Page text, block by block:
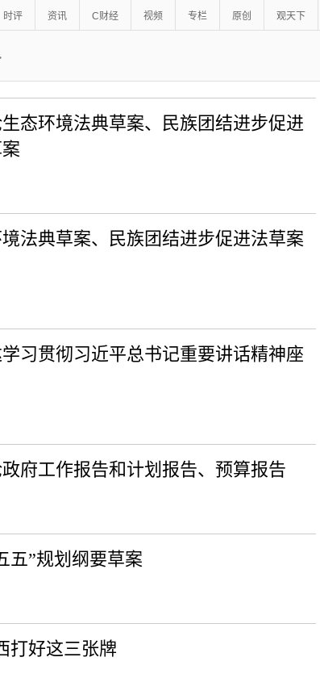
时评 资讯 C财经 视频 专栏 原创 观天下
态环境法典草案、民族团结进步促进
法典草案、民族团结进步促进法草案
习贯彻习近平总书记重要讲话精神座
府工作报告和计划报告、预算报告
五”规划纲要草案
打好这三张牌